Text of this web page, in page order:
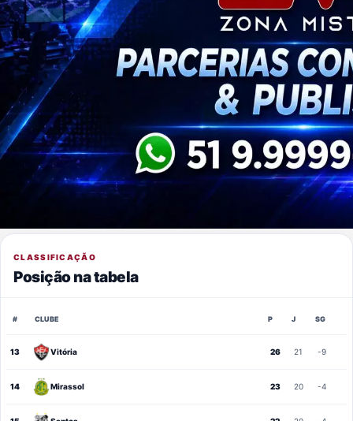
CLASSIFICAÇÃO
Posição na tabela
# CLUBE P J SG
13 Vitória 26 21 -9
14 Mirassol 23 20 -4